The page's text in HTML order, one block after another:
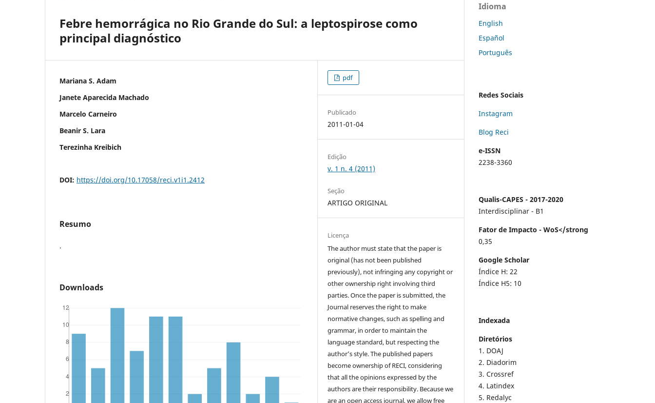
Febre hemorrágica no Rio Grande do Sul: a leptospirose como
principal diagnóstico
Mariana S. Adam
Janete Aparecida Machado
Marcelo Carneiro
Beanir S. Lara
Terezinha Kreibich
DOI: https://doi.org/10.17058/reci.v1i1.2412
Resumo
.
Downloads
pdf
Publicado
2011-01-04
Edição
v. 1 n. 4 (2011)
Seção
ARTIGO ORIGINAL
Licença
The author must state that the paper is
original (has not been published
previously), not infringing any copyright or
other ownership right involving third
parties. Once the paper is submitted, the
Journal reserves the right to make
normative changes, such as spelling and
grammar, in order to maintain the
language standard, but respecting the
author’s style. The published papers
become ownership of RECI, considering
that all the opinions expressed by the
authors are their responsibility. Because we
are an open access journal, we allow free
Idioma
English
Español
Português
Redes Sociais
Instagram
Blog Reci
e-ISSN
2238-3360
Qualis-CAPES - 2017-2020
Interdisciplinar - B1
Fator de Impacto - WoS</strong
0,35
Google Scholar
Índice H: 22
Índice H5: 10
Indexada
Diretórios
1. DOAJ
2. Diadorim
3. Crossref
4. Latindex
5. Redalyc